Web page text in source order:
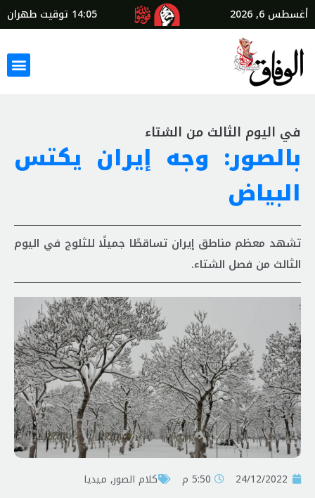
أغسطس 6, 2026 14:05 توقيت طهران
في اليوم الثالث من الشتاء
بالصور: وجه إيران يكتس
البياض
تشهد معظم مناطق إيران تساقطًا جميلًا للثلوج في اليوم
الثالث من فصل الشتاء.
24/12/2022 5:50 م کلام الصور, ميديا